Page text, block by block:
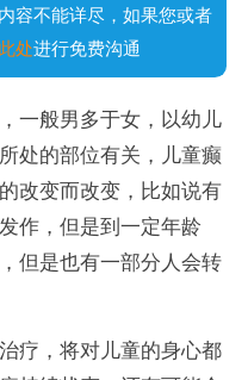
容不能详尽，如果您或者
处进行免费沟通
一般男多于女，以幼儿
处的部位有关，儿童癫
改变而改变，比如说有
作，但是到一定年龄
但是也有一部分人会转
疗，将对儿童的身心都